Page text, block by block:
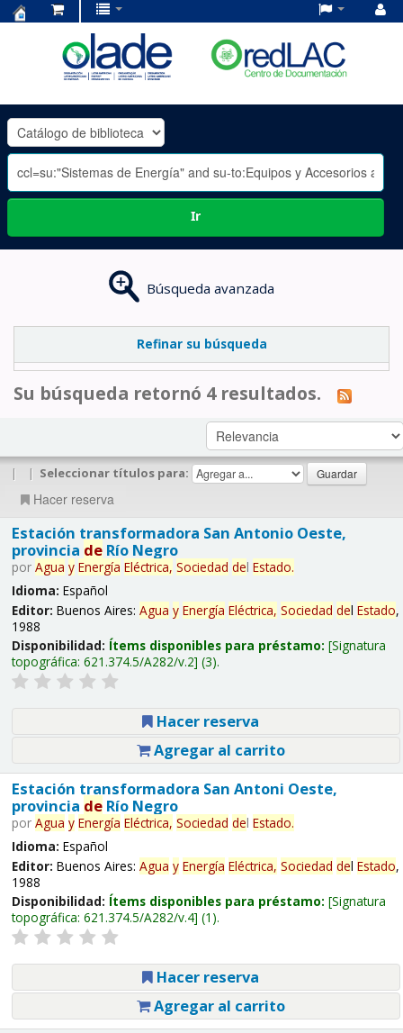
OLADE
-
Ir
Búsqueda avanzada
Refinar su búsqueda
Su búsqueda retornó 4 resultados.
| | Seleccionar títulos para:
Hacer reserva
Estación transformadora San Antonio Oeste,
provincia deRío Negro
por Agua y Energía Eléctrica, Sociedad del Estado.
Idioma: Español
Editor: Buenos Aires: Agua y Energía Eléctrica, Sociedad del Estado,
1988
Disponibilidad: Ítems disponibles para préstamo: Signatura
topográfica: 621.374.5/A282/v.2 (3).
Hacer reserva
Agregar al carrito
Estación transformadora San Antoni Oeste,
provincia deRío Negro
por Agua y Energía Eléctrica, Sociedad del Estado.
Idioma: Español
Editor: Buenos Aires: Agua y Energía Eléctrica, Sociedad del Estado,
1988
Disponibilidad: Ítems disponibles para préstamo: Signatura
topográfica: 621.374.5/A282/v.4 (1).
Hacer reserva
Agregar al carrito